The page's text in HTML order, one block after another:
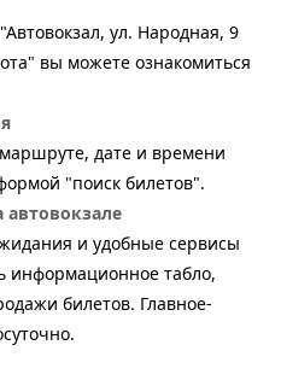
ул. Народная, 9
вы можете ознакомиться
дате и времени
"поиск билетов".
автовокзале
и удобные сервисы
информационное табло,
билетов. Главное-